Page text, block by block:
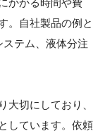
。自社製品の例と
テム、液体分注
大切にしており、
しています。依頼